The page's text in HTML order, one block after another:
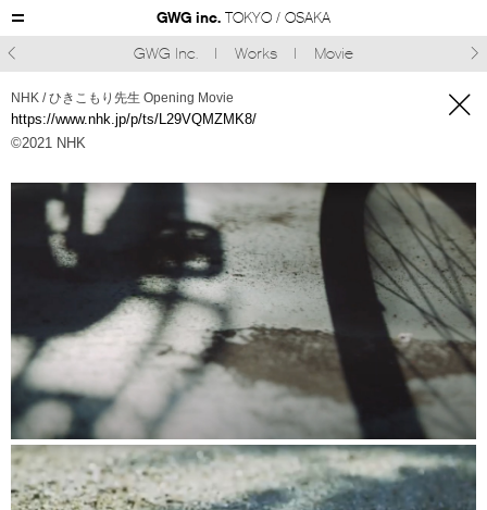
GWG inc. TOKYO / OSAKA
GWG Inc.
Works Movie
NHK / ひきこもり先生 Opening Movie
https://www.nhk.jp/p/ts/L29VQMZMK8/
©︎2021 NHK

 